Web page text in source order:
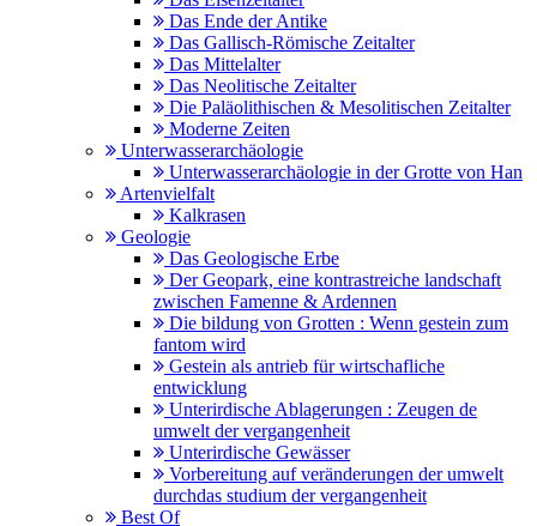
Das Ende der Antike
Das Gallisch-Römische Zeitalter
Das Mittelalter
Das Neolitische Zeitalter
Die Paläolithischen & Mesolitischen Zeitalter
Moderne Zeiten
Unterwasserarchäologie
Unterwasserarchäologie in der Grotte von Han
Artenvielfalt
Kalkrasen
Geologie
Das Geologische Erbe
Der Geopark, eine kontrastreiche landschaft
zwischen Famenne & Ardennen
Die bildung von Grotten : Wenn gestein zum
fantom wird
Gestein als antrieb für wirtschafliche
entwicklung
Unterirdische Ablagerungen : Zeugen de
umwelt der vergangenheit
Unterirdische Gewässer
Vorbereitung auf veränderungen der umwelt
durchdas studium der vergangenheit
Best Of